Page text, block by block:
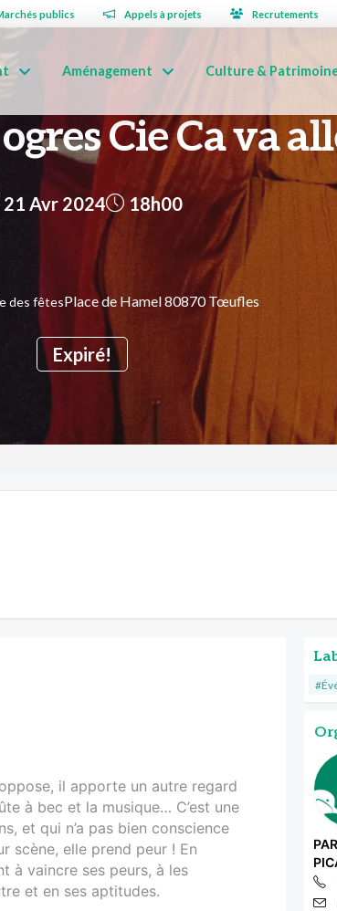
publics Appels à projets Recrutements
Aménagement Culture &
Cie Ca va
21 Avr 2024
Expiré!
18h00
des fêtesPlace de Hamel 80870 Tœufles
il apporte un autre regard
à bec et la musique… C’est une
et qui n’a pas bien conscience
scène, elle prend peur ! En
à vaincre ses peurs, à les
et en ses aptitudes.